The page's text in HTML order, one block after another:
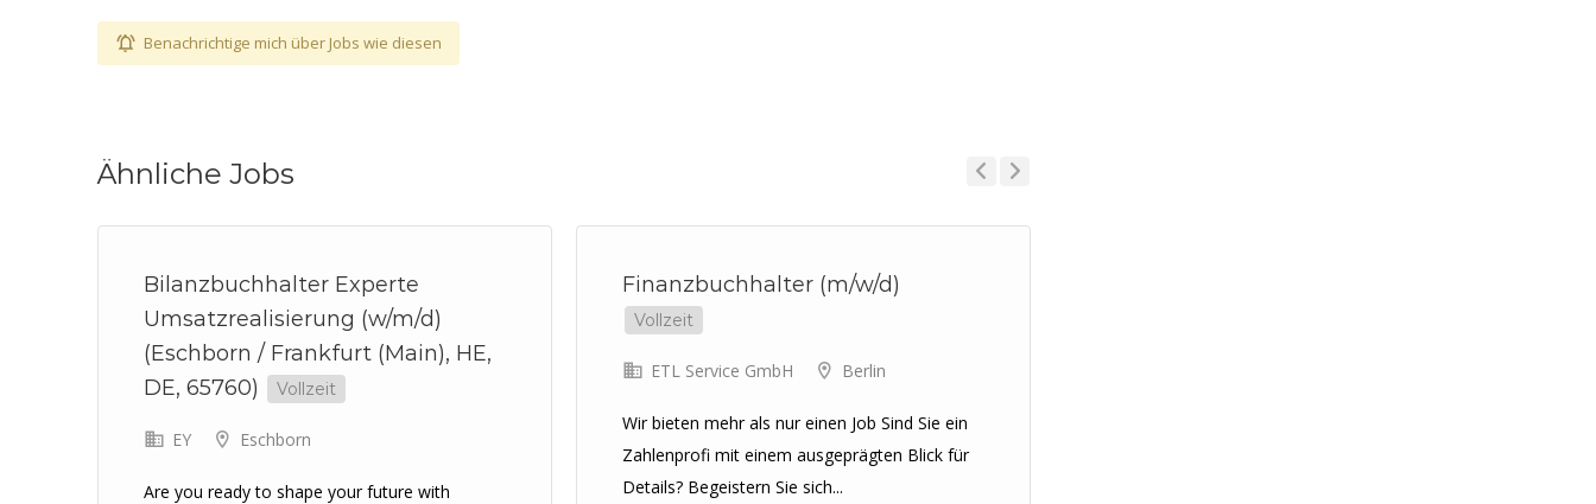
Benachrichtige mich über Jobs wie diesen
Ähnliche Jobs
Bilanzbuchhalter Experte
Umsatzrealisierung (w/m/d)
(Eschborn / Frankfurt (Main), HE,
DE, 65760)
Vollzeit
EY Eschborn
Are you ready to shape your future with
Finanzbuchhalter (m/w/d)
Vollzeit
ETL Service GmbH Berlin
Wir bieten mehr als nur einen Job Sind Sie ein
Zahlenprofi mit einem ausgeprägten Blick für
Details? Begeistern Sie sich...